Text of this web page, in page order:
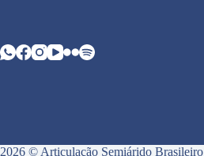
2026 © Articulação Semiárido Brasileiro